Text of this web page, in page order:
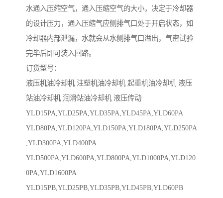
水通入压缩空气，通入压缩空气的大小，决定于冷却器
的设计压力，通入压缩气应侧排气口处于开启状态，如
冷却器内部泄漏，水就会从水侧排气口溢出，气密试验
完毕后即可装入回路。
订货型号：
液压机油冷却机 注塑机油冷却机 起重机油冷却机 液压
站油冷却机 润滑站油冷却机 液压传动
YLD15PA,YLD25PA,YLD35PA,YLD45PA,YLD60PA
YLD80PA,YLD120PA,YLD150PA,YLD180PA,YLD250PA
,YLD300PA,YLD400PA
YLD500PA,YLD600PA,YLD800PA,YLD1000PA,YLD120
0PA,YLD1600PA
YLD15PB,YLD25PB,YLD35PB,YLD45PB,YLD60PB